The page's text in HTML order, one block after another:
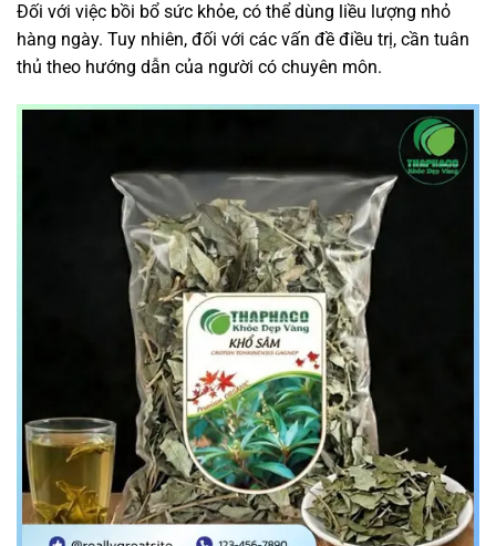
Đối với việc bồi bổ sức khỏe, có thể dùng liều lượng nhỏ
hàng ngày. Tuy nhiên, đối với các vấn đề điều trị, cần tuân
thủ theo hướng dẫn của người có chuyên môn.